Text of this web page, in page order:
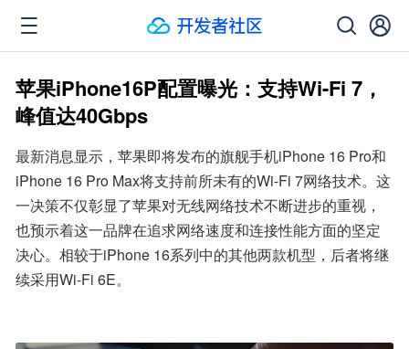
苹果iPhone16P配置曝光：支持Wi-Fi 7，
峰值达40Gbps
最新消息显示，苹果即将发布的旗舰手机iPhone 16 Pro和
iPhone 16 Pro Max将支持前所未有的Wi-Fi 7网络技术。这
一决策不仅彰显了苹果对无线网络技术不断进步的重视，
也预示着这一品牌在追求网络速度和连接性能方面的坚定
决心。相较于iPhone 16系列中的其他两款机型，后者将继
续采用Wi-Fi 6E。